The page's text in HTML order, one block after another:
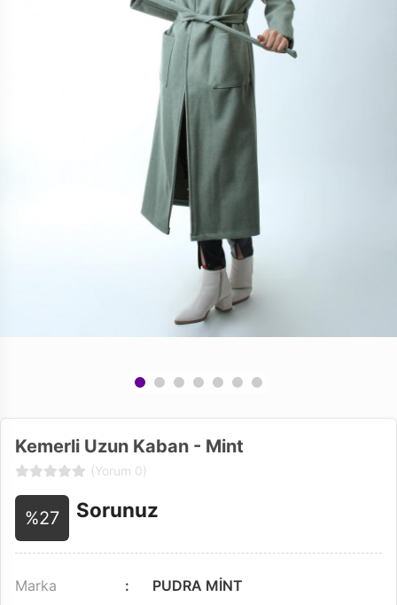
Kemerli Uzun Kaban - Mint
(Yorum 0)
%27 Sorunuz
Marka
PUDRA MİNT